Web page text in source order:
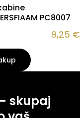
PC8007
9,25 €
skupaj